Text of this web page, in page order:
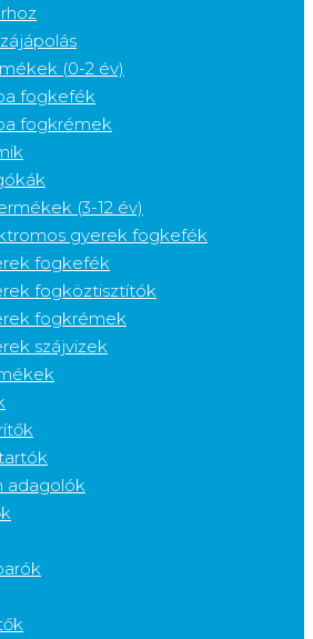
(0-2 év)
fogkefék
fogkrémek
(3-12 év)
gyerek fogkefék
fogkefék
fogköztisztítók
fogkrémek
szájvizek
adagolók